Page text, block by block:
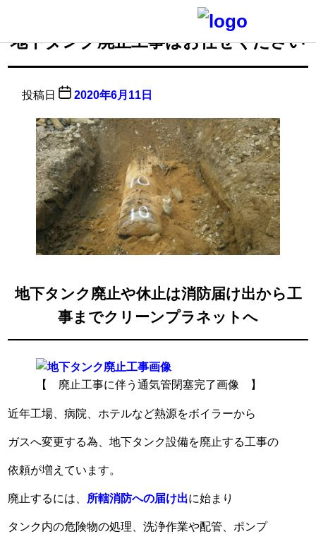
地下タンク廃止工事はお任せください
投稿日 2020年6月11日
地下タンク廃止や休止は消防届け出から工
事までクリーンプラネットへ
【 廃止工事に伴う通気管閉塞完了画像 】
近年工場、病院、ホテルなど熱源をボイラーから
ガスへ変更する為、地下タンク設備を廃止する工事の
依頼が増えています。
廃止するには、 所轄消防への届け出に始まり
タンク内の危険物の処理、洗浄作業や配管、ポンプ